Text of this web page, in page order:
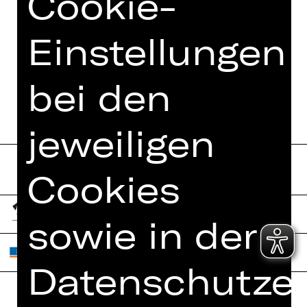
MEHR DAZU IM DIGITALEN
FUNDUS
PROGRAMMHEFT
Einstellungen
bei den
jeweiligen
Cookies
sowie in der